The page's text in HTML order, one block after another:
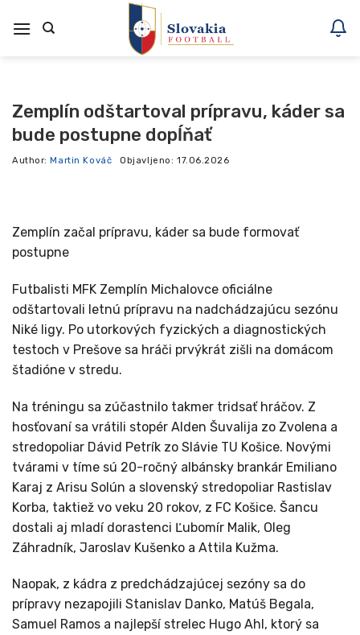
na
Zemplín odštartoval prípravu, káder sa
bude postupne dopĺňať
Author: Martin Kováč Objavljeno: 17.06.2026
Zemplín začal prípravu, káder sa bude formovať
postupne
Futbalisti MFK Zemplín Michalovce oficiálne
odštartovali letnú prípravu na nadchádzajúcu sezónu
Niké ligy. Po utorkových fyzických a diagnostických
testoch v Prešove sa hráči prvýkrát zišli na domácom
štadióne v stredu.
Na tréningu sa zúčastnilo takmer tridsať hráčov. Z
hosťovaní sa vrátili stopér Alden Šuvalija zo Zvolena a
stredopoliar Dávid Petrík zo Slávie TU Košice. Novými
tvárami v tíme sú 20-ročný albánsky brankár Emiliano
Karaj z Arisu Solún a slovenský stredopoliar Rastislav
Korba, taktiež vo veku 20 rokov, z FC Košice. Šancu
dostali aj mladí dorastenci Ľubomír Malik, Oleg
Záhradník, Jaroslav Kušenko a Attila Kužma.
Naopak, z kádra z predchádzajúcej sezóny sa do
prípravy nezapojili Stanislav Danko, Matúš Begala,
Samuel Ramos a najlepší strelec Hugo Ahl, ktorý sa